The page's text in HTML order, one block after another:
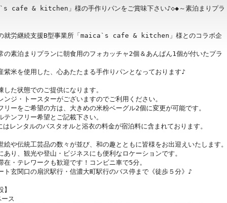
cafe & kitchen」様の手作りパンをご賞味下さい♪◇◆～素泊まりプラ
就労継続支援B型事業所「maica`s cafe & kitchen」様とのコラボ企
の素泊まりプランに朝食用のフォカッチャ2個＆あんぱん1個が付いたプラ
紫米を使用した、心あたたまる手作りパンとなっております♪
た状態でのご提供になります。
ンジ・トースターがございますのでご利用ください。
ーをご希望の方は、大きめの米粉ベーグル2個に変更が可能です。
テンフリー希望とご記載下さい。
レンタルのバスタオルと浴衣の料金が宿泊料に含まれております。
絵や伝統工芸品の数々が並び、和の趣とともに皆様をお出迎えいたします。
あり、観光や登山・ビジネスにも便利なロケーションです。
在・テレワークも歓迎です！コンビニ車で5分。
ト玄関口の扇沢駅行・信濃大町駅行のバス停まで《徒歩５分》♪
】
ス